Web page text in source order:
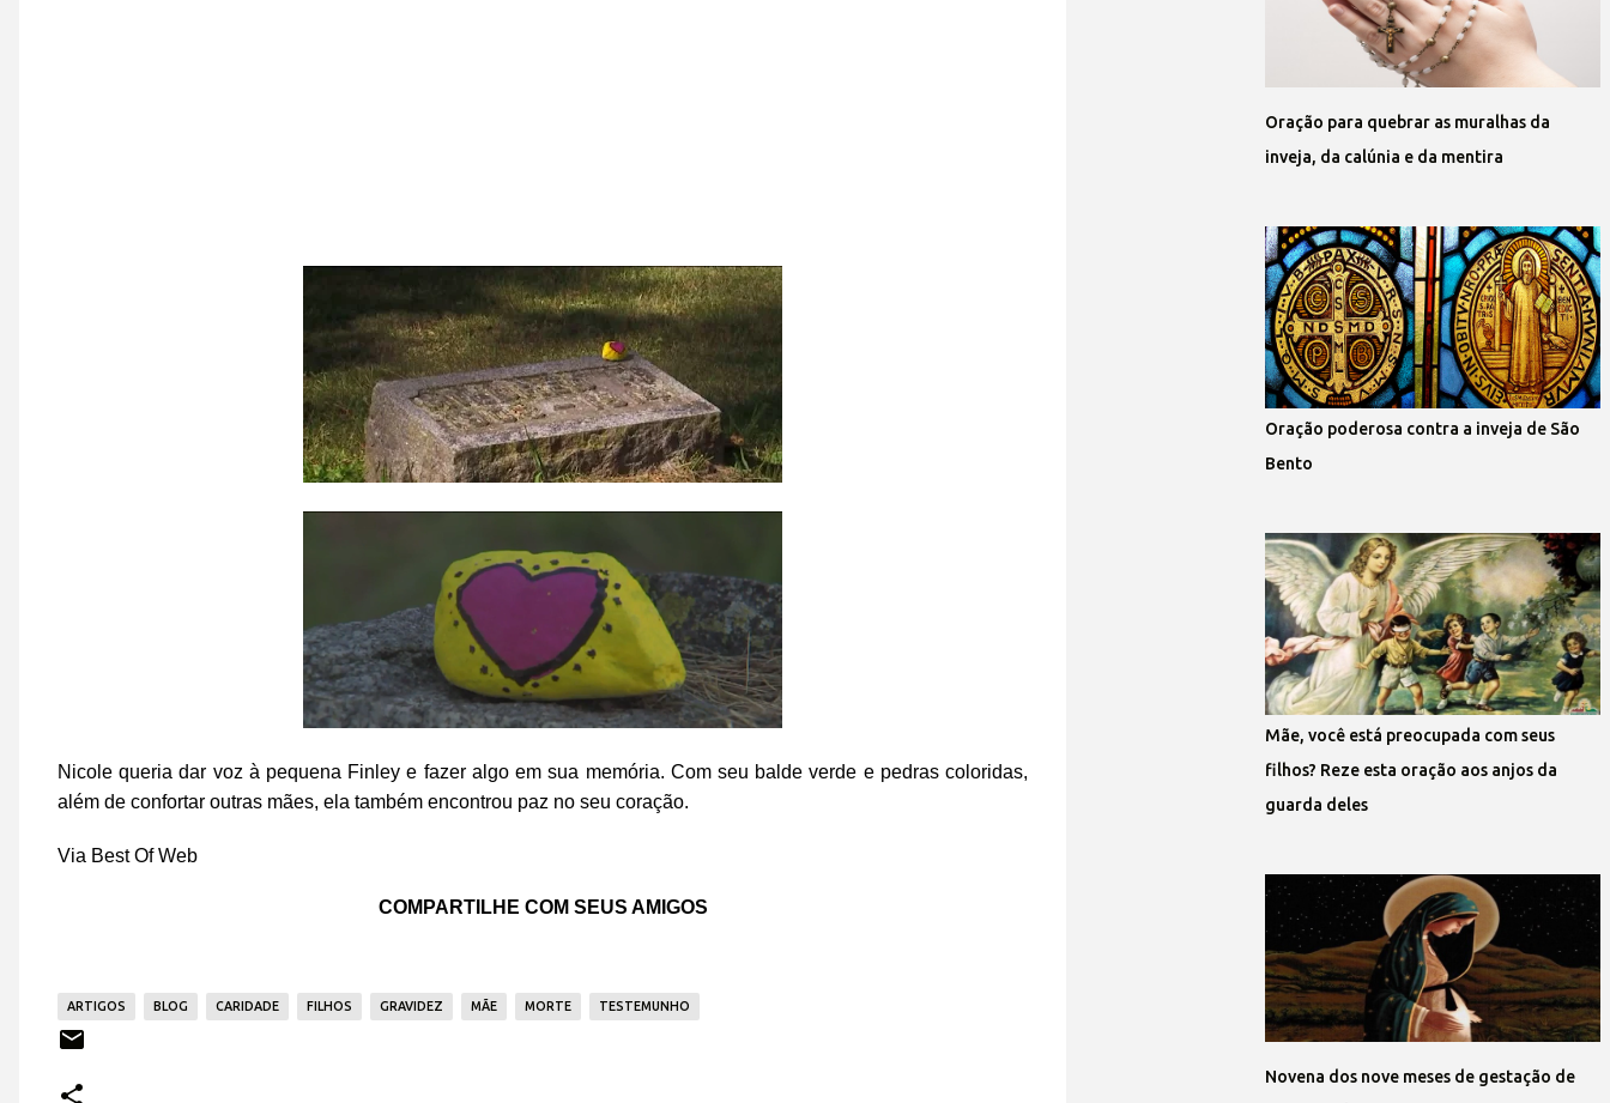
Nicole queria dar voz à pequena Finley e fazer algo em sua memória. Com seu balde verde e pedras coloridas,
além de confortar outras mães, ela também encontrou paz no seu coração.
Via Best Of Web
COMPARTILHE COM SEUS AMIGOS
ARTIGOS BLOG CARIDADE FILHOS GRAVIDEZ MÃE MORTE TESTEMUNHO
Oração para quebrar as muralhas da
inveja, da calúnia e da mentira
Oração poderosa contra a inveja de São
Bento
Mãe, você está preocupada com seus
filhos? Reze esta oração aos anjos da
guarda deles
Novena dos nove meses de gestação de